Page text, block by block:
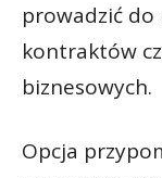
prowadzić
kontraktów
biznesowych.
Opcja